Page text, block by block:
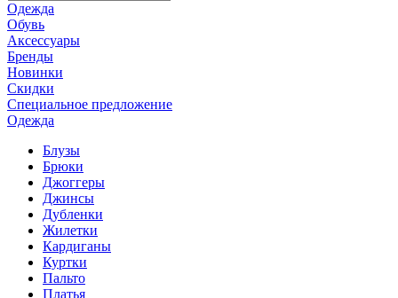
Одежда
Обувь
Аксессуары
Бренды
Новинки
Скидки
Специальное предложение
Одежда
Блузы
Брюки
Джоггеры
Джинсы
Дубленки
Жилетки
Кардиганы
Куртки
Пальто
Платья